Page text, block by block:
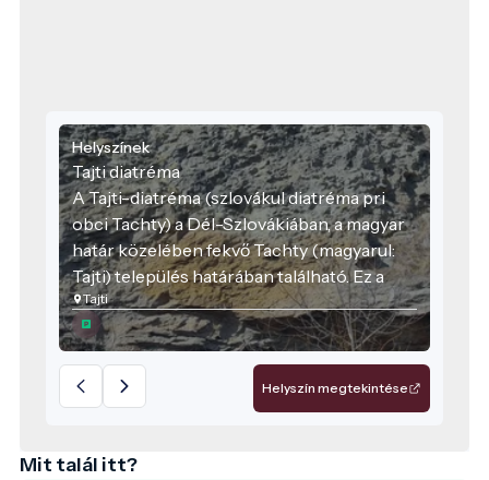
Helyszínek
Tajti diatréma
A Tajti-diatréma (szlovákul diatréma pri
obci Tachty) a Dél-Szlovákiában, a magyar
határ közelében fekvő Tachty (magyarul:
Tajti) település határában található. Ez a
képződmény a Kárpát–Pannon térség
vulkáni múltjának egyik tanúja.
Tajti
Helyszín megtekintése
Mit talál itt?